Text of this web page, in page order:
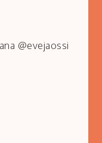
@evejaossi